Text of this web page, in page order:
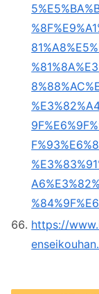
https://